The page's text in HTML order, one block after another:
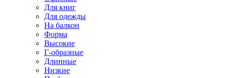
Для книг
Для одежды
На балкон
Форма
Высокие
Г-образные
Длинные
Низкие